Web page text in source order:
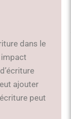
dans le
impact
ajouter
peut